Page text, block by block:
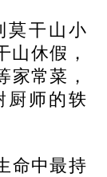
莫干山小
山休假，
家常菜，
厨师的轶
命中最持